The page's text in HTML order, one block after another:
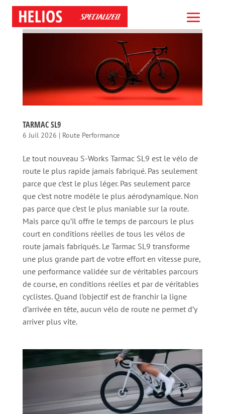
TARMAC SL9
6 Juil 2026 | Route Performance
Le tout nouveau S-Works Tarmac SL9 est le vélo de
route le plus rapide jamais fabriqué. Pas seulement
parce que c’est le plus léger. Pas seulement parce
que c’est notre modèle le plus aérodynamique. Non
pas parce que c’est le plus maniable sur la route.
Mais parce qu’il offre le temps de parcours le plus
court en conditions réelles de tous les vélos de
route jamais fabriqués. Le Tarmac SL9 transforme
une plus grande part de votre effort en vitesse pure,
une performance validée sur de véritables parcours
de course, en conditions réelles et par de véritables
cyclistes. Quand l’objectif est de franchir la ligne
d’arrivée en tête, aucun vélo de route ne permet d’y
arriver plus vite.